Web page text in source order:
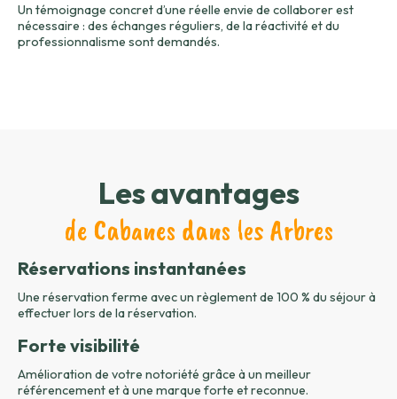
Un témoignage concret d’une réelle envie de collaborer est
nécessaire : des échanges réguliers, de la réactivité et du
professionnalisme sont demandés.
Les avantages
de Cabanes dans les Arbres
Réservations instantanées
Une réservation ferme avec un règlement de 100 % du séjour à
effectuer lors de la réservation.
Forte visibilité
Amélioration de votre notoriété grâce à un meilleur
référencement et à une marque forte et reconnue.